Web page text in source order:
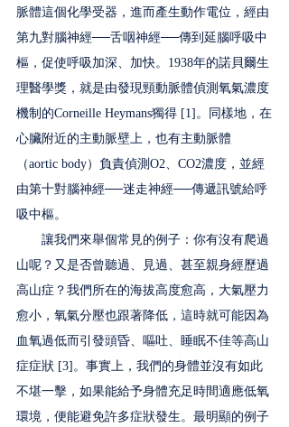
脈體這個化學受器，進而產生動作電位，經由
第九對腦神經──舌咽神經──傳到延腦呼吸中
樞，促使呼吸加深、加快。1938年的諾貝爾生
理醫學獎，就是由發現頸動脈體偵測氧氣濃度
機制的Corneille Heymans獨得 [1]。同樣地，在
心臟附近的主動脈壁上，也有主動脈體
（aortic body）負責偵測O2、CO2濃度，並經
由第十對腦神經──迷走神經──傳遞訊號給呼
吸中樞。
讓我們來舉個常見的例子：你有沒有爬過
山呢？又是否曾聽過、見過、甚至親身經歷過
高山症？我們所在的海拔高度愈高，大氣壓力
愈小，氧氣分壓也跟著降低，這時就可能因為
血氧過低而引發頭昏、嘔吐、睡眠不佳等高山
症症狀 [3]。事實上，我們的身體並沒有如此
不堪一擊，如果能給予身體充足時間適應低氧
環境，便能避免許多症狀發生。最明顯的例子